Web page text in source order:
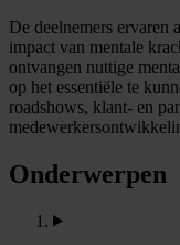
De deelnemers ervaren
impact van mentale
ontvangen nuttige
op het essentiële te
roadshows, klant- en
Onderwerpen